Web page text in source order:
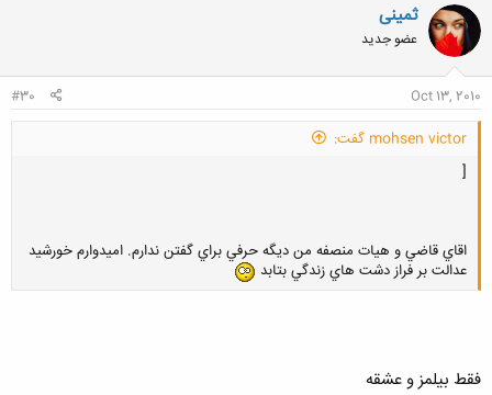
ثمینی
عضو جدید
Oct 13, 2010
#30
mohsen victor گفت:
[
اقاي قاضي و هيات منصفه من ديگه حرفي براي گفتن ندارم. اميدوارم خورشيد
عدالت بر فراز دشت هاي زندگي بتابد
فقط بیلمز و عشقه